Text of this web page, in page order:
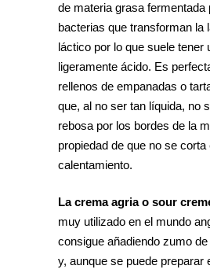
de materia grasa fermentada
bacterias que transforman la
láctico por lo que suele tener
ligeramente ácido. Es
rellenos de empanadas o
que, al no ser tan líquida, no
rebosa por los bordes de la
propiedad de que no se corta
calentamiento.
La crema agria o sour
muy utilizado en el mundo
consigue añadiendo zumo
y, aunque se puede preparar